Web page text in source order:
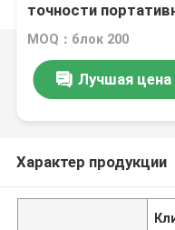
точности
дюймов ТФТ ЛКД
MOQ：блок 200
Лучшая цена
Характер продукции